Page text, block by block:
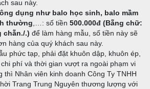
sau này.
dụng như balo học sinh, balo mầm
thường,…: số tiền 500.000đ (Bẵng chữ:
chẵn./.) để làm hàng mẫu, số tiền này sẽ
hàng của quý khách sau này.
phức tạp, phải đặt khuôn dập, khuôn ép,
phí và thời gian vượt ra ngoài phạm vi
thì Nhân viên kinh doanh Công Ty TNHH
Trang Trung Nguyên thương lượng với